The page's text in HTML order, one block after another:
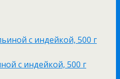
с индейкой, 500 г